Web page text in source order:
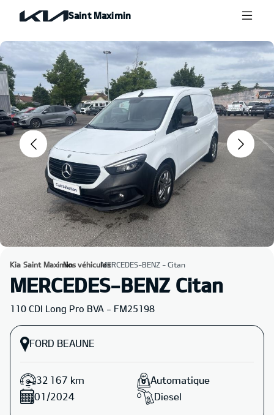
Saint Maximin
Previous Next
Kia Saint Maximin
›
Nos véhicules
›
MERCEDES-BENZ - Citan
MERCEDES-BENZ Citan
110 CDI Long Pro BVA - FM25198
FORD BEAUNE
32 167 km
Automatique
01/2024
Diesel